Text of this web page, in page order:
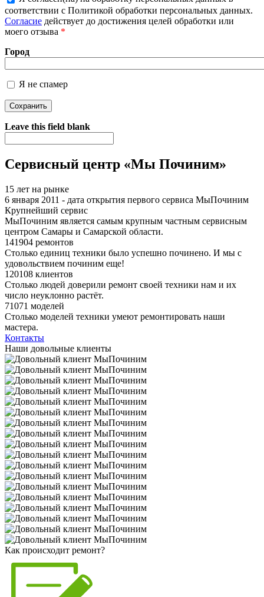
Более подробная информация о текстовых форматах
соответствии с Политикой обработки персональных данных.
Согласие действует до достижения целей обработки или
моего отзыва *
Город
Я не спамер
Я спамер
Leave this field blank
Сервисный центр «Мы Починим»
15 лет на рынке
6 января 2011 - дата открытия первого сервиса МыПочиним
Крупнейший сервис
МыПочиним является самым крупным частным сервисным
центром Самары и Самарской области.
141904 ремонтов
Столько единиц техники было успешно починено. И мы с
удовольствием починим еще!
120108 клиентов
Столько людей доверили ремонт своей техники нам и их
число неуклонно растёт.
71071 моделей
Столько моделей техники умеют ремонтировать наши
мастера.
Контакты
Наши довольные клиенты
Как происходит ремонт?